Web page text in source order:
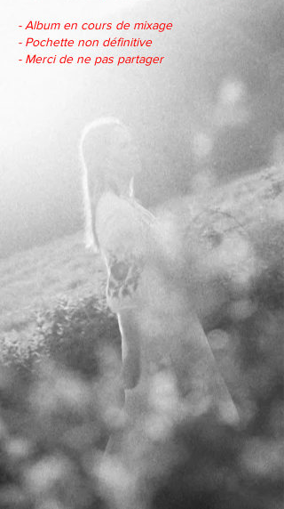
- Album en cours de mixage
- Pochette non définitive
- Merci de ne pas partager